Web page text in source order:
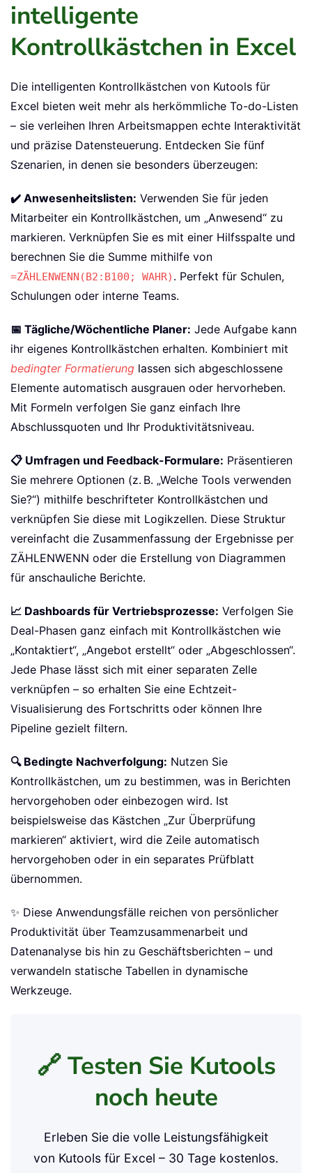
🎯 Praxisnahe
Anwendungsfälle für
intelligente
Kontrollkästchen in Excel
Die intelligenten Kontrollkästchen von Kutools für
Excel bieten weit mehr als herkömmliche To-do-Listen
– sie verleihen Ihren Arbeitsmappen echte Interaktivität
und präzise Datensteuerung. Entdecken Sie fünf
Szenarien, in denen sie besonders überzeugen:
✔️ Anwesenheitslisten:Verwenden Sie für jeden
Mitarbeiter ein Kontrollkästchen, um „Anwesend“ zu
markieren. Verknüpfen Sie es mit einer Hilfsspalte und
berechnen Sie die Summe mithilfe von
=ZÄHLENWENN(B2:B100; WAHR). Perfekt für Schulen,
Schulungen oder interne Teams.
📅 Tägliche/Wöchentliche Planer:Jede Aufgabe kann
ihr eigenes Kontrollkästchen erhalten. Kombiniert mit
bedingter Formatierunglassen sich abgeschlossene
Elemente automatisch ausgrauen oder hervorheben.
Mit Formeln verfolgen Sie ganz einfach Ihre
Abschlussquoten und Ihr Produktivitätsniveau.
Sie mehrere Optionen (z. B. „Welche Tools verwenden
Sie?“) mithilfe beschrifteter Kontrollkästchen und
verknüpfen Sie diese mit Logikzellen. Diese Struktur
vereinfacht die Zusammenfassung der Ergebnisse per
ZÄHLENWENN oder die Erstellung von Diagrammen
für anschauliche Berichte.
Deal-Phasen ganz einfach mit Kontrollkästchen wie
„Kontaktiert“, „Angebot erstellt“ oder „Abgeschlossen“.
Jede Phase lässt sich mit einer separaten Zelle
verknüpfen – so erhalten Sie eine Echtzeit-
Visualisierung des Fortschritts oder können Ihre
Pipeline gezielt filtern.
Kontrollkästchen, um zu bestimmen, was in Berichten
hervorgehoben oder einbezogen wird. Ist
beispielsweise das Kästchen „Zur Überprüfung
markieren“ aktiviert, wird die Zeile automatisch
hervorgehoben oder in ein separates Prüfblatt
Produktivität über Teamzusammenarbeit und
verwandeln statische Tabellen in dynamische